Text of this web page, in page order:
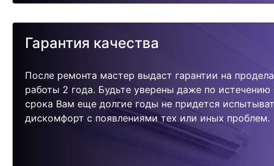
Гарантия качества
После ремонта мастер выдаст гарантии на
работы 2 года. Будьте уверены даже по истечению
срока Вам еще долгие годы не придется
дискомфорт с появлениями тех или иных проблем.